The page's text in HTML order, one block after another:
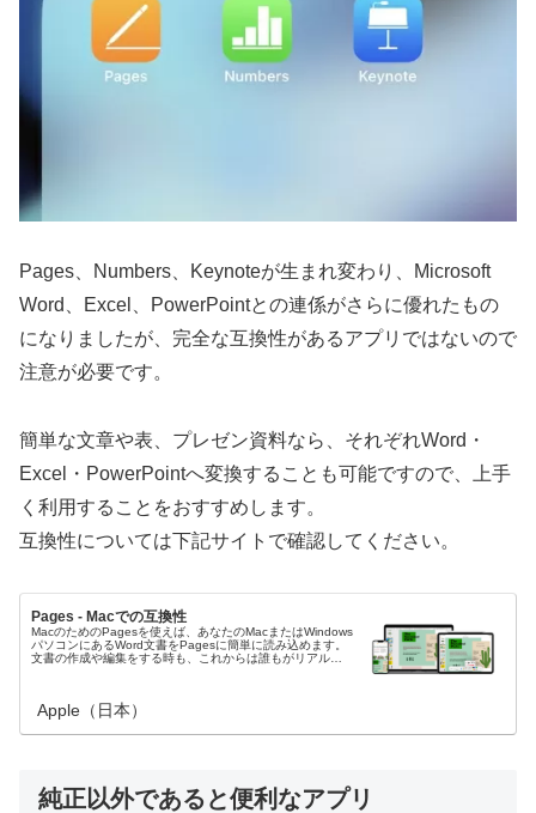
Pages、Numbers、Keynoteが生まれ変わり、Microsoft
Word、Excel、PowerPointとの連係がさらに優れたもの
になりましたが、完全な互換性があるアプリではないので
注意が必要です。
簡単な文章や表、プレゼン資料なら、それぞれWord・
Excel・PowerPointへ変換することも可能ですので、上手
く利用することをおすすめします。
互換性については下記サイトで確認してください。
Pages - Macでの互換性
MacのためのPagesを使えば、あなたのMacまたはWindows
パソコンにあるWord文書をPagesに簡単に読み込めます。
文書の作成や編集をする時も、これからは誰もがリアルタ
Apple（日本）
純正以外であると便利なアプリ